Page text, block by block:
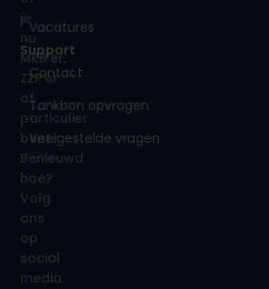
je
nu
MKB’er,
ZZP’er
of
particulier
bent.
Benieuwd
hoe?
Volg
ons
op
social
media.
Vacatures
Support
Contact
Tankbon opvragen
Veelgestelde vragen